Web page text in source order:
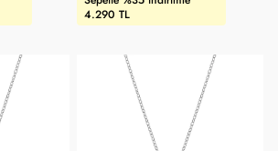
4.290 TL